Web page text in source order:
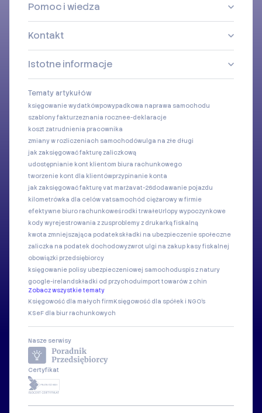
Pomoc i wiedza
Kontakt
Istotne informacje
Tematy artykułów
księgowanie wydatkówpowypadkowa naprawa samochodu
szablony fakturzeznania rocznee-deklaracje
koszt zatrudnienia pracownika
zmiany w rozliczeniach samochodówulga na złe długi
jak zaksięgować fakturę zaliczkową
udostępnianie kont klientom biura rachunkowego
tworzenie kont dla klientówprzypinanie konta
jak zaksięgować fakturę vat marżavat-26dodawanie pojazdu
kilometrówka dla celów vatsamochód ciężarowy w firmie
efektywne biuro rachunkoweśrodki trwałeUrlopy wypoczynkowe
kody wyrejestrowania z zusproblemy z drukarką fiskalną
kwota zmniejszająca podatekskładki na ubezpieczenie społeczne
zaliczka na podatek dochodowyzwrot ulgi na zakup kasy fiskalnej
obowiązki przedsiębiorcy
księgowanie polisy ubezpieczeniowej samochoduspis z natury
google-ireland składki od przychoduimport towarów z chin
Zobacz wszystkie tematy
Księgowość dla małych firmKsięgowość dla spółek i NGO's
KSeF dla biur rachunkowych
Nasze serwisy
Certyfikat